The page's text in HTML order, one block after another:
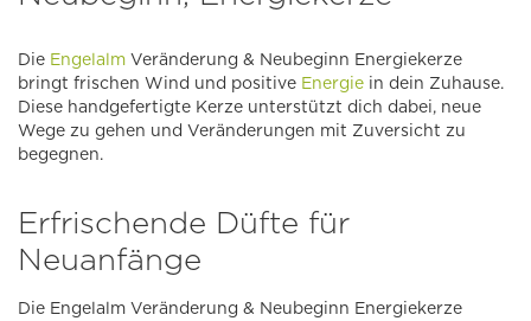
Die Engelalm Veränderung & Neubeginn Energiekerze
bringt frischen Wind und positive Energie in dein Zuhause.
Diese handgefertigte Kerze unterstützt dich dabei, neue
Wege zu gehen und Veränderungen mit Zuversicht zu
begegnen.
Erfrischende Düfte für
Neuanfänge
Die Engelalm Veränderung & Neubeginn Energiekerze